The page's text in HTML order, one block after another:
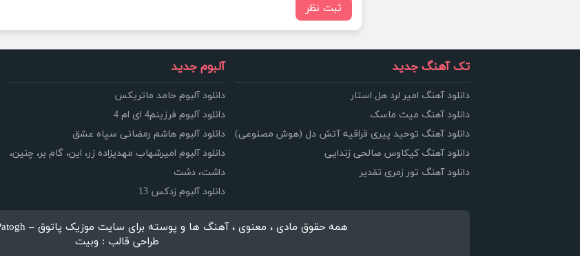
ثبت نظر
تک آهنگ جدید
دانلود آهنگ امیر لرد هل استار
دانلود آهنگ میث ماسک
دانلود آهنگ توحید پیری قراقیه آتش دل (هوش مصنوعی)
دانلود آهنگ کیکاوس صالحی زندایی
دانلود آهنگ تور زمری تقدیر
آلبوم جدید
دانلود آلبوم حامد ماتریکس
دانلود آلبوم فرزینم4 ای ام 4
دانلود آلبوم هاشم رمضانی سپاه عشق
دانلود آلبوم امیرشهاب مهدیزاده زر، این، گام بر، چنین،
داشت، دشت
دانلود آلبوم زدکس 13
همه حقوق مادی ، معنوی ، آهنگ ها و پوسته برای سایت موزیک پاتوق – Music Patogh محفوظ می باشد.
طراحی قالب : وبیت